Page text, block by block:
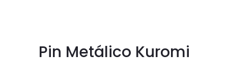
Pin Metálico Kuromi